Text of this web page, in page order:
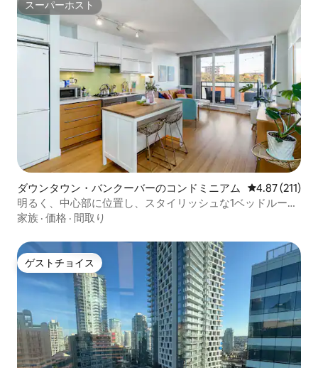
スーパーホスト
スーパーホスト
ダウンタウン・バンクーバーのコンドミニアム レビュー211
4.87 (211)
明るく、中心部に位置し、スタイリッシュな1ベッドルー
ム、駐車場付き
家族 · 価格 · 間取り
ゲストチョイス
ゲストチョイス